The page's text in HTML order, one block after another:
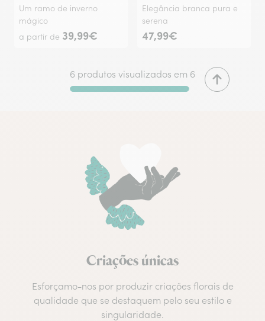
Um ramo de inverno
mágico
a partir de 39,99€
Elegância branca pura e
serena
47,99€
6 produtos visualizados em 6
Criações únicas
Esforçamo-nos por produzir criações florais de
qualidade que se destaquem pelo seu estilo e
singularidade.